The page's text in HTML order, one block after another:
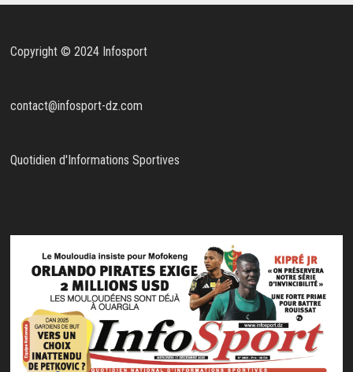
Copyright © 2024 Infosport
contact@infosport-dz.com
Quotidien d'Informations Sportives